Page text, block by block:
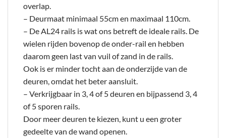
overlap.
– Deurmaat minimaal 55cm en maximaal 110cm.
– De AL24 rails is wat ons betreft de ideale rails. De
wielen rijden bovenop de onder-rail en hebben
daarom geen last van vuil of zand in de rails.
Ook is er minder tocht aan de onderzijde van de
deuren, omdat het beter aansluit.
– Verkrijgbaar in 3, 4 of 5 deuren en bijpassend 3, 4
of 5 sporen rails.
Door meer deuren te kiezen, kunt u een groter
gedeelte van de wand openen.